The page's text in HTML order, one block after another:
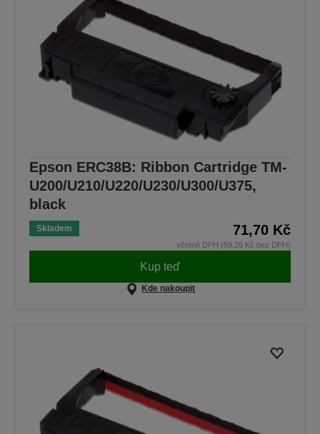
Epson ERC38B: Ribbon Cartridge TM-
U200/U210/U220/U230/U300/U375,
black
Skladem 71,70 Kč
včetně DPH (59,26 Kč bez DPH)
Kup teď
Kde nakoupit